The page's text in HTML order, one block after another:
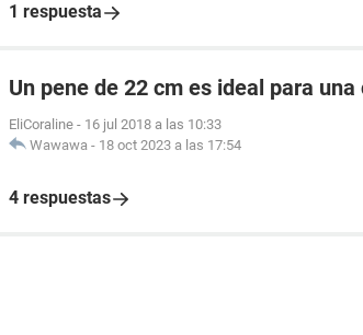
1 respuesta
Un pene de 22 cm es ideal para
EliCoraline - 16 jul 2018 a las 10:33
Wawawa - 18 oct 2023 a las 17:54
4 respuestas